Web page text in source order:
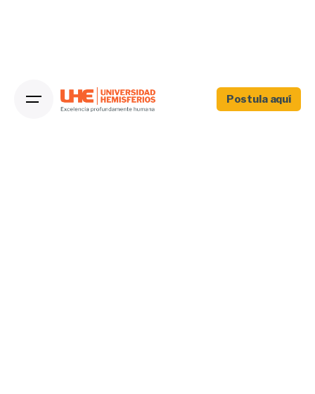
Postula aquí